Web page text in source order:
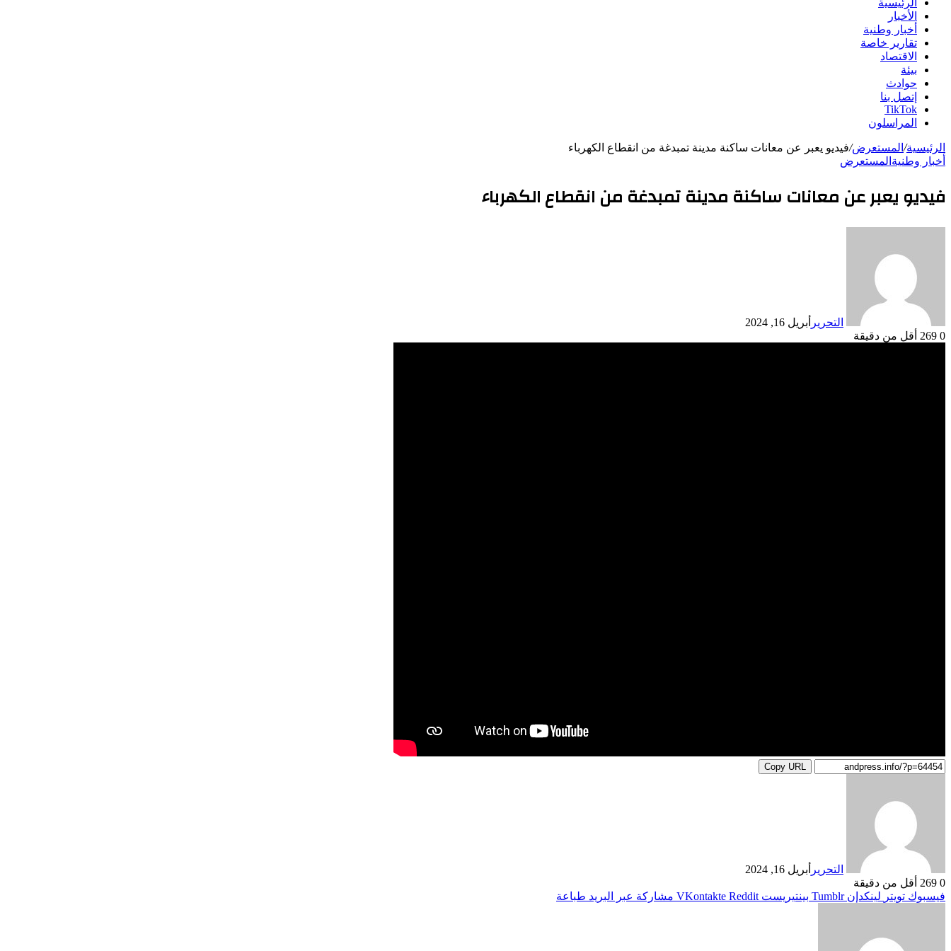
الرئيسية
الأخبار
أخبار وطنية
تقارير خاصة
الاقتصاد
بيئة
حوادث
إتصل بنا
TikTok
المراسلون
الرئيسية/ المستعرض/فيديو يعبر عن معانات ساكنة مدينة تمبدغة من انقطاع الكهرباء
أخبار وطنية المستعرض
فيديو يعبر عن معانات ساكنة مدينة تمبدغة من انقطاع الكهرباء
التحرير أبريل 16, 2024
0
أقل من دقيقة
Copy URL
التحرير أبريل 16, 2024
0
أقل من دقيقة
فيسبوك تويتر لينكدإن بينتيريست مشاركة عبر البريد طباعة